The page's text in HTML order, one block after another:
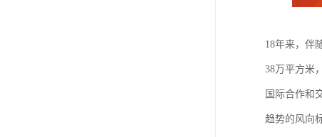
18年来，伴
38万平方米
国际合作和
趋势的风向标